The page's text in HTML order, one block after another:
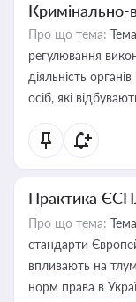
Кримінально-
Про що тема:
регулювання
діяльність
осіб, які
Практика
Про що тема:
стандарти
впливають на
норм права в